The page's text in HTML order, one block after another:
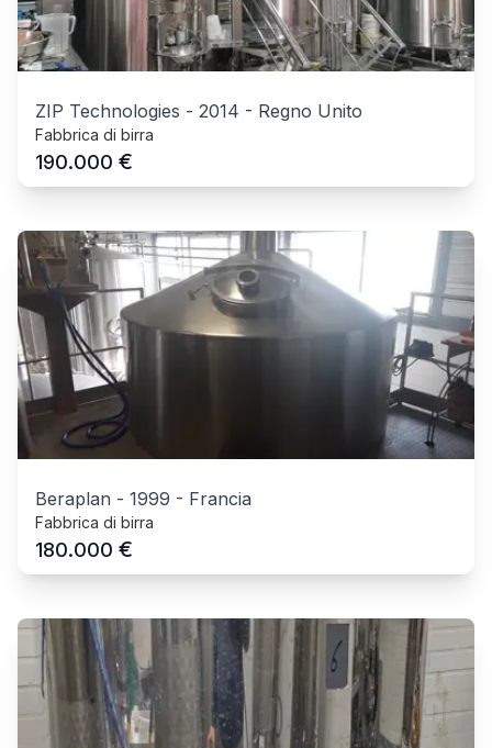
ZIP Technologies - 2014 - Regno Unito
Fabbrica di birra
190.000 €
Beraplan - 1999 - Francia
Fabbrica di birra
180.000 €